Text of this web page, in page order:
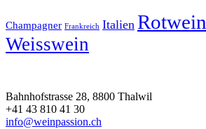
Champagner Frankreich Italien Rotwein
Weisswein
Bahnhofstrasse 28, 8800 Thalwil
+41 43 810 41 30
info@weinpassion.ch